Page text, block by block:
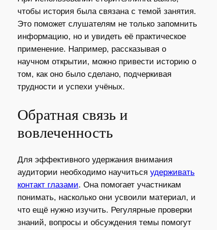
чтобы история была связана с темой занятия.
Это поможет слушателям не только запомнить
информацию, но и увидеть её практическое
применение. Например, рассказывая о
научном открытии, можно привести историю о
том, как оно было сделано, подчеркивая
трудности и успехи учёных.
Обратная связь и
вовлеченность
Для эффективного удержания внимания
аудитории необходимо научиться удерживать
контакт глазами. Она помогает участникам
понимать, насколько они усвоили материал, и
что ещё нужно изучить. Регулярные проверки
знаний, вопросы и обсуждения темы помогут